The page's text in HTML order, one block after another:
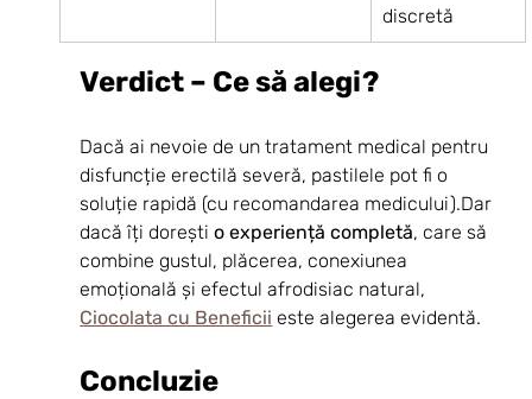
discretă
Verdict – Ce să alegi?
Dacă ai nevoie de un tratament medical pentru
disfuncție erectilă severă, pastilele pot fi o
soluție rapidă (cu recomandarea medicului).Dar
dacă îți dorești o experiență completă, care să
combine gustul, plăcerea, conexiunea
emoțională și efectul afrodisiac natural,
Ciocolata cu Beneficii este alegerea evidentă.
Concluzie